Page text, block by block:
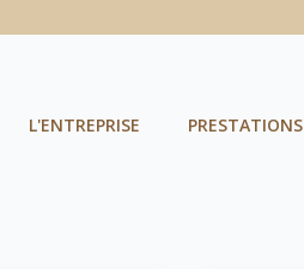
L'ENTREPRISE PRESTATIONS